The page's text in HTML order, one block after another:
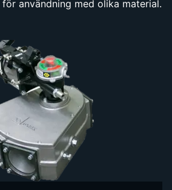
användning med olika material.